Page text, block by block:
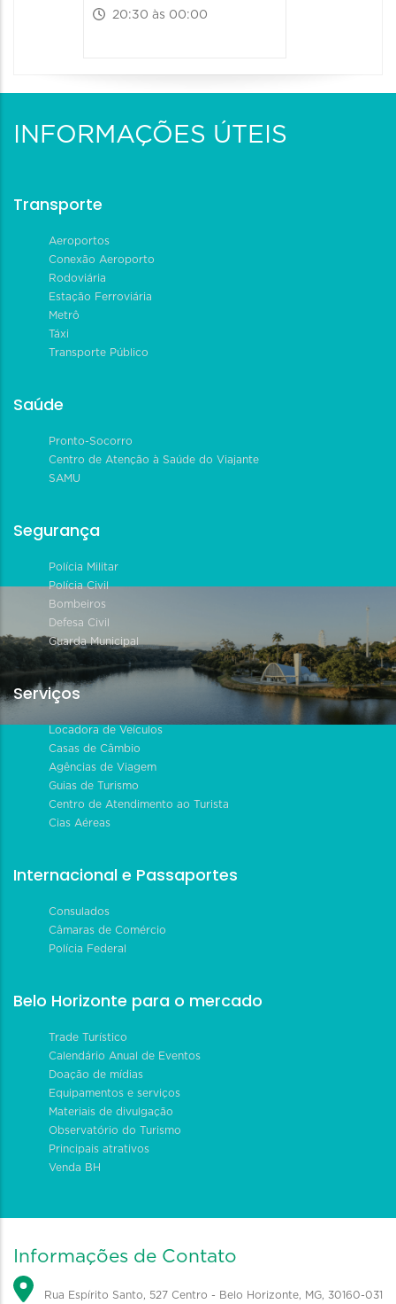
20:30 às 00:00
INFORMAÇÕES ÚTEIS
Transporte
Aeroportos
Conexão Aeroporto
Rodoviária
Estação Ferroviária
Metrô
Táxi
Transporte Público
Saúde
Pronto-Socorro
Centro de Atenção à Saúde do Viajante
SAMU
Segurança
Polícia Militar
Polícia Civil
Bombeiros
Defesa Civil
Guarda Municipal
Serviços
Locadora de Veículos
Casas de Câmbio
Agências de Viagem
Guias de Turismo
Centro de Atendimento ao Turista
Cias Aéreas
Internacional e Passaportes
Consulados
Câmaras de Comércio
Polícia Federal
Belo Horizonte para o mercado
Trade Turístico
Calendário Anual de Eventos
Doação de mídias
Equipamentos e serviços
Materiais de divulgação
Observatório do Turismo
Principais atrativos
Venda BH
Informações de Contato
Rua Espírito Santo, 527 Centro - Belo Horizonte, MG, 30160-031